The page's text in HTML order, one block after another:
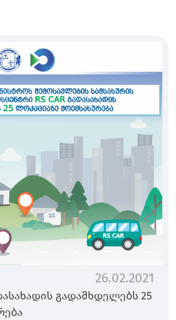
26.02.2021
გადამხდელებს 25